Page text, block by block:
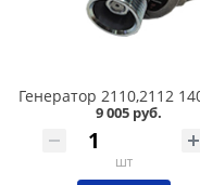
9 005 руб.
шт